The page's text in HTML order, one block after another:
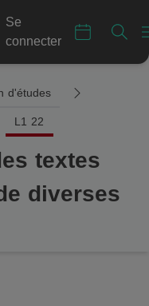
Se
connecter
d'études
L1 22
textes
diverses